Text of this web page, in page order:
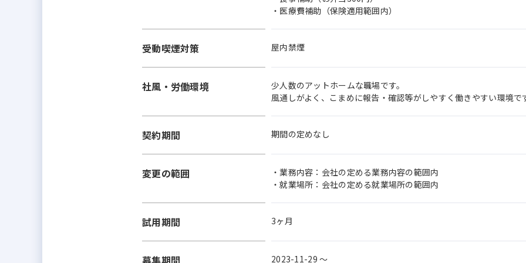
・医療費補助（保険適用範囲内）
受動喫煙対策 屋内禁煙
社風・労働環境
少人数のアットホームな職場です。
風通しがよく、こまめに報告・確認等がしやすく働きやすい環境で
契約期間 期間の定めなし
変更の範囲
・業務内容：会社の定める業務内容の範囲内
・就業場所：会社の定める就業場所の範囲内
試用期間 3ヶ月
募集期間 2023-11-29 〜